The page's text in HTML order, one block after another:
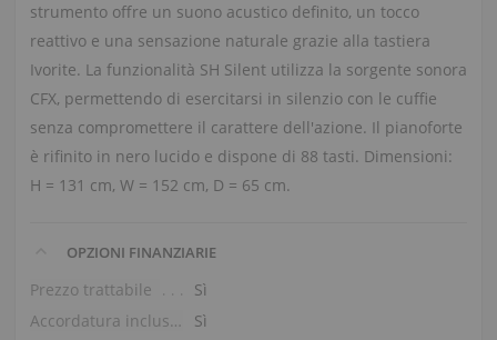
strumento offre un suono acustico definito, un tocco
reattivo e una sensazione naturale grazie alla tastiera
Ivorite. La funzionalità SH Silent utilizza la sorgente sonora
CFX, permettendo di esercitarsi in silenzio con le cuffie
senza compromettere il carattere dell'azione. Il pianoforte
è rifinito in nero lucido e dispone di 88 tasti. Dimensioni:
H = 131 cm, W = 152 cm, D = 65 cm.
OPZIONI FINANZIARIE
Prezzo trattabile
Sì
Accordatura inclusa nel prezzo
Sì